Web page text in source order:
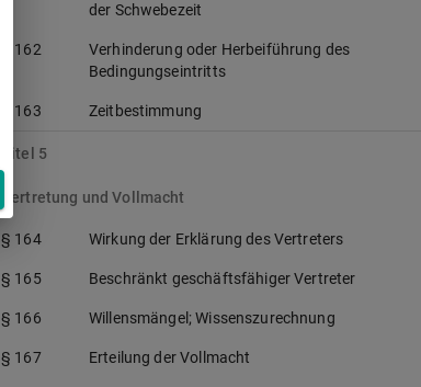
der Schwebezeit
§ 162
Verhinderung oder Herbeiführung des
Bedingungseintritts
§ 163 Zeitbestimmung
Titel 5
Vertretung und Vollmacht
§ 164 Wirkung der Erklärung des Vertreters
§ 165 Beschränkt geschäftsfähiger Vertreter
§ 166 Willensmängel; Wissenszurechnung
§ 167 Erteilung der Vollmacht